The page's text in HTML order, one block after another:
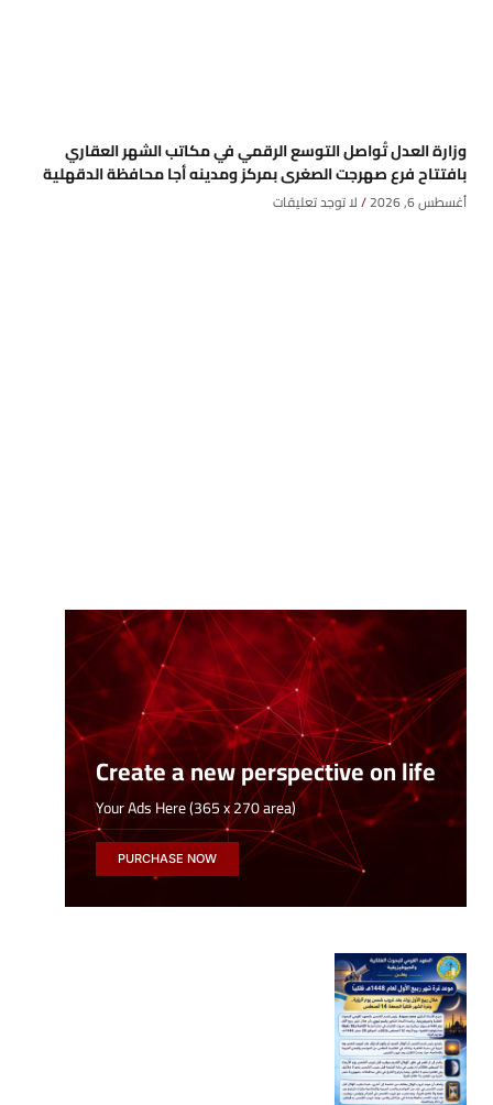
وزارة العدل تُواصل التوسع الرقمي في مكاتب الشهر العقاري
بافتتاح فرع صهرجت الصغرى بمركز ومدينه أجا محافظة الدقهلية
أغسطس 6, 2026 لا توجد تعليقات
Create a new perspective on life
Your Ads Here (365 x 270 area)
PURCHASE NOW